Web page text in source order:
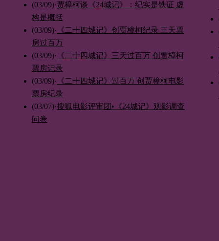
(03/09)·贾樟柯谈《24城记》：纪实是铁证 虚
构是概括
(03/09)· 《二十四城记》创贾樟柯纪录 三天票
房过百万
(03/09)· 《二十四城记》三天过百万 创贾樟柯
票房记录
(03/09)· 《二十四城记》过百万 创贾樟柯电影
票房纪录
(03/07)·搜狐电影评审团•《24城记》观影调查
问卷